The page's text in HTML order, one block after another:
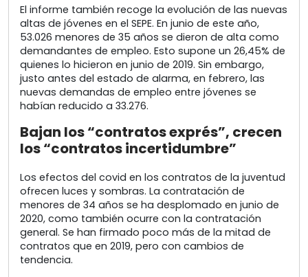
El informe también recoge la evolución de las nuevas
altas de jóvenes en el SEPE. En junio de este año,
53.026 menores de 35 años se dieron de alta como
demandantes de empleo. Esto supone un 26,45% de
quienes lo hicieron en junio de 2019. Sin embargo,
justo antes del estado de alarma, en febrero, las
nuevas demandas de empleo entre jóvenes se
habían reducido a 33.276.
Bajan los “contratos exprés”, crecen
los “contratos incertidumbre”
Los efectos del covid en los contratos de la juventud
ofrecen luces y sombras. La contratación de
menores de 34 años se ha desplomado en junio de
2020, como también ocurre con la contratación
general. Se han firmado poco más de la mitad de
contratos que en 2019, pero con cambios de
tendencia.